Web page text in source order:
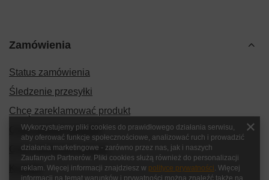
Zamówienia
Status zamówienia
Śledzenie przesyłki
Chcę zareklamować produkt
Chcę zwrócić produkt
Chcę wymienić produkt
Kontakt
Wykorzystujemy pliki cookies do prawidłowego działania serwisu,
aby oferować funkcje społecznościowe, analizować ruch i prowadzić
działania marketingowe - zarówno przez nas, jak i naszych
Zaufanych Partnerów. Pliki cookies służą również do personalizacji
reklam. Więcej informacji znajdziesz w polityce prywatności. Więcej
informacji na temat warunków i prywatności można znaleźć także na